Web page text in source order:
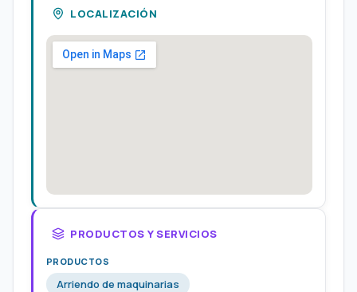
LOCALIZACIÓN
PRODUCTOS Y SERVICIOS
PRODUCTOS
Arriendo de maquinarias